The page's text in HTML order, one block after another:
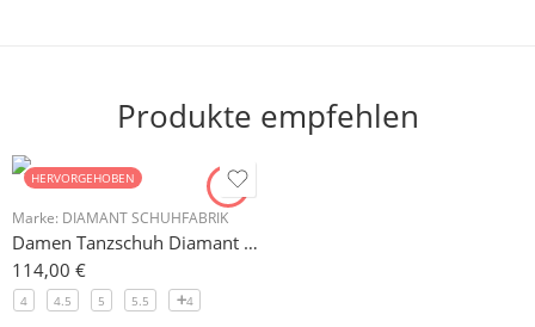
Produkte empfehlen
HERVORGEHOBEN
Marke: DIAMANT SCHUHFABRIK
Damen Tanzschuh Diamant Modell 105
114,00 €
4 4.5 5 5.5 4